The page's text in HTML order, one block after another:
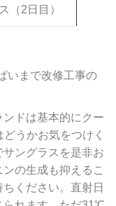
（2日目）
いまで改修工事の
ドは基本的にクー
うかお気をつけく
ングラスを是非お
の生成も抑えるこ
ください。直射日